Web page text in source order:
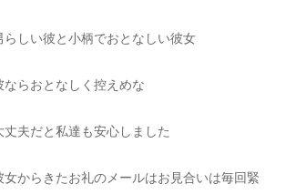
らしい彼と小柄でおとなしい彼女
ならおとなしく控えめな
夫だと私達も安心しました
女からきたお礼のメールはお見合いは毎回緊